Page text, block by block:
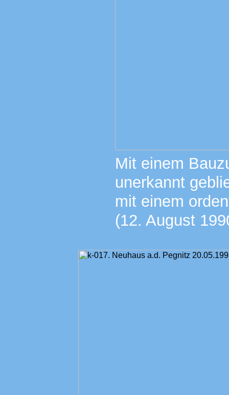
Mit einem
unerkannt
mit einem
(12. August